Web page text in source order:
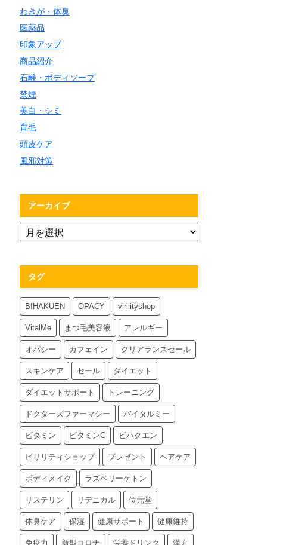
わきが・体臭
医薬品
印象アップ
商品紹介
石鹸・ボディソープ
禁煙
美白・シミ
育毛
頭皮ケア
風邪対策
アーカイブ
タグ
BIHAKUEN OPACY virilityshop
VitalMe まつ毛美容液 アレルギー
オパシー カフェイン クリアランスセール
スキンケア セール ダイエット
ダイエットサポート トレーニング
ドクターズファーマシー バイタルミー
ビタミン ビタミンC ビハクエン
ビリリティショップ プレゼント ヘアケア
ボディメイク ラズベリーケトン
リステリン リデニカル 位元堂
体臭ケア 保湿 健康サポート 健康維持
免疫力 新型コロナ 栄養ドリンク 漢方